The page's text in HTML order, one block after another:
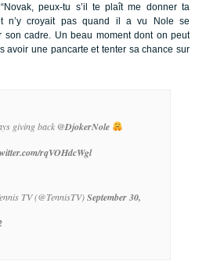
peux-tu s’il te plaît me donner ta
n’y croyait pas quand il a vu Nole se
son cadre. Un beau moment dont on peut
avoir une pancarte et tenter sa chance sur
giving back @DjokerNole
rqVOHdcWgl
TV (@TennisTV)September 30,